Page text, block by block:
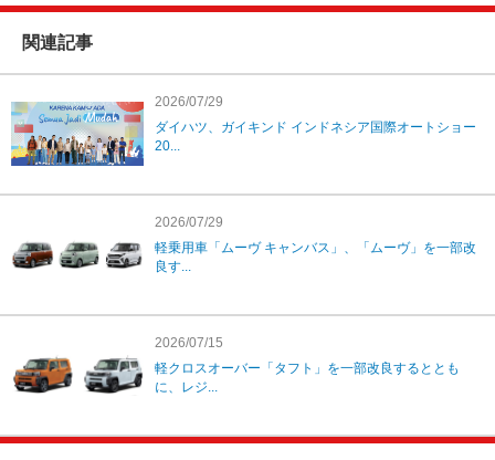
関連記事
2026/07/29
ダイハツ、ガイキンド インドネシア国際オートショー
20...
2026/07/29
軽乗用車「ムーヴ キャンバス」、「ムーヴ」を一部改
良す...
2026/07/15
軽クロスオーバー「タフト」を一部改良するととも
に、レジ...